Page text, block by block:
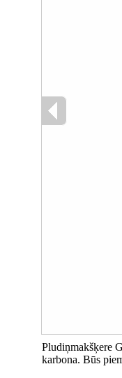
Pludiņmakšķere
karbona. Būs